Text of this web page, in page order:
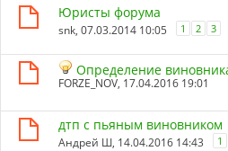
Юристы форума
snk, 07.03.2014 10:05 1 2 3
Определение
FORZE_NOV, 17.04.2016 19:01
дтп с пьяным виновником
Андрей Ш, 14.04.2016 14:43 1